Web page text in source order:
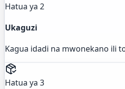
Hatua ya 2
Ukaguzi
Kagua idadi na mwonekano ili
Hatua ya 3